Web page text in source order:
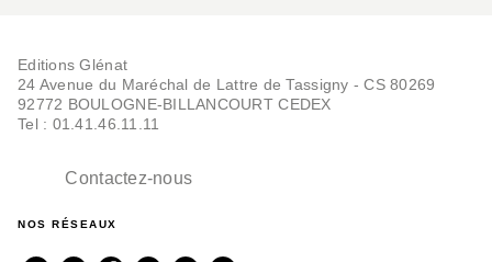
Editions Glénat
24 Avenue du Maréchal de Lattre de Tassigny - CS 80269
92772 BOULOGNE-BILLANCOURT CEDEX
Tel : 01.41.46.11.11
Contactez-nous
NOS RÉSEAUX